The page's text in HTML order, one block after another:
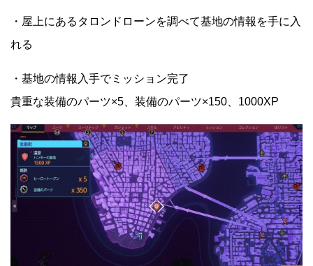
・屋上にあるタロンドローンを調べて基地の情報を手に入
れる
・基地の情報入手でミッション完了
貴重な装備のパーツ×5、装備のパーツ×150、1000XP